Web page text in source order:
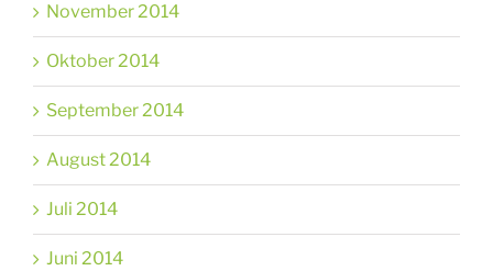
November 2014
Oktober 2014
September 2014
August 2014
Juli 2014
Juni 2014